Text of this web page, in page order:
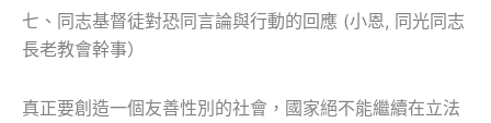
七、同志基督徒對恐同言論與行動的回應 (小恩, 同光同志
長老教會幹事）
真正要創造一個友善性別的社會，國家絕不能繼續在立法